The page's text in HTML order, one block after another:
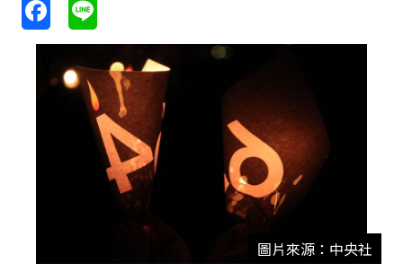
圖片來源：中央社